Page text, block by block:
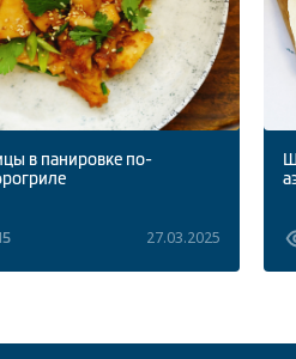
в панировке по-
27.03.2025